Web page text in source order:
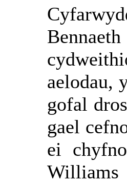
aelodau,
gofal
gael
ei